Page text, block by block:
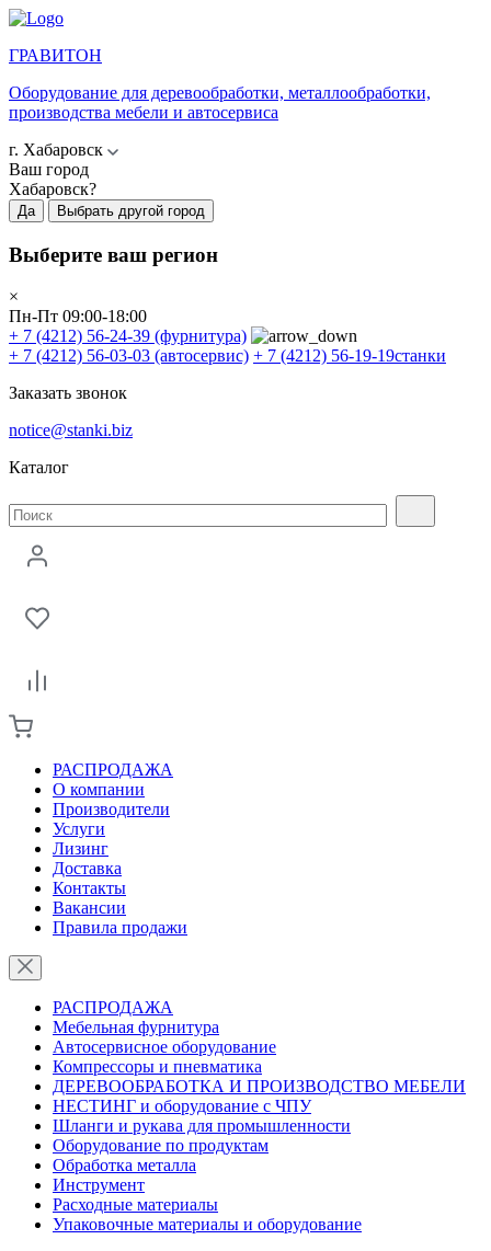
ГРАВИТОН
Оборудование для деревообработки, металлообработки,
производства мебели и автосервиса
г. Хабаровск
Ваш город
Хабаровск?
Да Выбрать другой город
Выберите ваш регион
×
Пн-Пт 09:00-18:00
+ 7 (4212) 56-24-39 (фурнитура)
+ 7 (4212) 56-03-03 (автосервис) + 7 (4212) 56-19-19станки
Заказать звонок
notice@stanki.biz
Каталог
РАСПРОДАЖА
О компании
Производители
Услуги
Лизинг
Доставка
Контакты
Вакансии
Правила продажи
РАСПРОДАЖА
Мебельная фурнитура
Автосервисное оборудование
Компрессоры и пневматика
ДЕРЕВООБРАБОТКА И ПРОИЗВОДСТВО МЕБЕЛИ
НЕСТИНГ и оборудование с ЧПУ
Шланги и рукава для промышленности
Оборудование по продуктам
Обработка металла
Инструмент
Расходные материалы
Упаковочные материалы и оборудование